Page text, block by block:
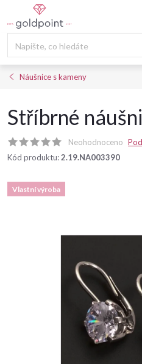
na
Náušnice s kameny
Stříbrné
Neohodnoceno
Kód produktu:2.19.NA003390
Vlastní výroba